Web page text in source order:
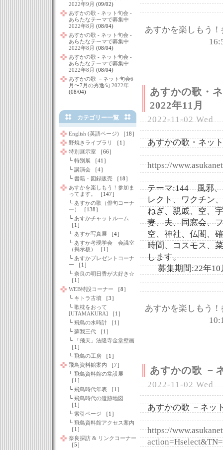
あすかを楽しもう
あすかの歌・
2022年11月
2022-11-02 Wed
あすかの歌・ネッ
https://
テーマ:144 風邪、
レクト、ワクチン
ねぎ、親戚、空、
妻、夫、同窓会、
空、神社、仏閣、
時間、コスモス、
します。
募集期間:22年10
あすかを楽しもう
あすかの歌 －
2022-11-02 Wed
あすかの歌 －ネッ
https://
2022年9月 (09/02)
あすかの歌 - ネット句会 -
あらたなテーマで募集中
2022年8月 (08/04)
あすかの歌 - ネット句会 -
あらたなテーマで募集中
2022年8月 (08/04)
あすかの歌 - ネット句会 -
あらたなテーマで募集中
2022年8月 (08/04)
あすかの歌 －ネット句会6
月〜7月の秀逸句 2022年
(08/04)
カテゴリー一覧
English (英語ページ) ［18］
野焼きライブラリ
［1］
特別展示室 ［66］
└ 特別展 ［41］
└ 講演会 ［4］
└ 書籍・図録販売 ［18］
あすかを楽しもう！参加ま
ってます。
［147］
└ あすかの歌（俳句コーナ
ー）
［138］
└ あすかチャットルーム
［1］
└ あすか写真展 ［4］
└ あすか考現学会 会議室
（掲示板）
［1］
└ あすかプレゼントコーナ
ー ［1］
└ 奈良の明日香が大好き☆
［1］
WEB特設コーナー ［8］
└ キトラ古墳 ［3］
└ 歌枕をおって
[UTAMAKURA] ［1］
└ 飛鳥の水時計 ［1］
└ 蘇我三代 ［1］
└
「飛天」法隆寺金堂壁画
［1］
└ 飛鳥の工房 ［1］
飛鳥資料館案内 ［7］
└ 飛鳥資料館の常設展
［1］
└ 飛鳥時代年表 ［1］
└ 飛鳥時代の遺跡地図
［1］
└ 索引ページ ［1］
└ 飛鳥資料館アクセス案内
［1］
奈良探訪 & リンクコーナー
［5］